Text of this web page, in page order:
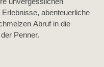
abenteuerliche
Abrufin die
der Penner.